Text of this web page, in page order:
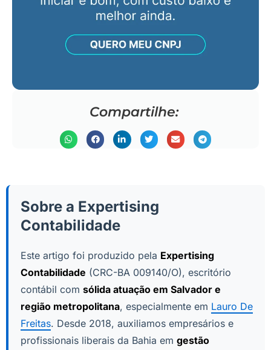
Compartilhe:
Sobre a Expertising
Contabilidade
Este artigo foi produzido pela Expertising
Contabilidade (CRC-BA 009140/O), escritório
contábil com sólida atuação em Salvador e
região metropolitana, especialmente em Lauro De
Freitas. Desde 2018, auxiliamos empresários e
profissionais liberais da Bahia em gestão